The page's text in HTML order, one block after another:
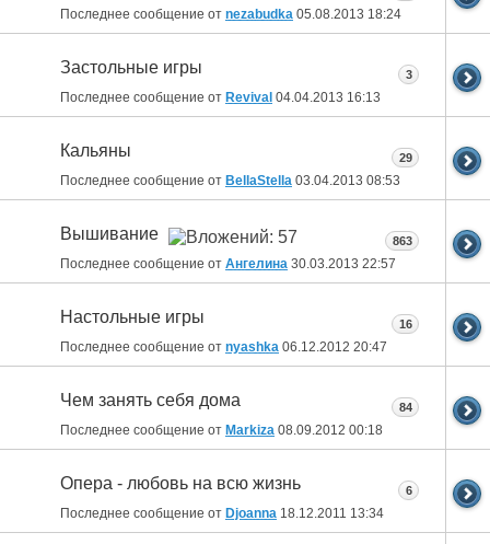
Последнее сообщение от nezabudka 05.08.2013 18:24
Застольные игры
Последнее сообщение от Revival 04.04.2013 16:13
3
Кальяны
Последнее сообщение от BellaStella 03.04.2013 08:53
29
Вышивание
Последнее сообщение от Ангелина 30.03.2013 22:57
863
Настольные игры
Последнее сообщение от nyashka 06.12.2012 20:47
16
Чем занять себя дома
Последнее сообщение от Markiza 08.09.2012 00:18
84
Опера - любовь на всю жизнь
Последнее сообщение от Djoanna 18.12.2011 13:34
6